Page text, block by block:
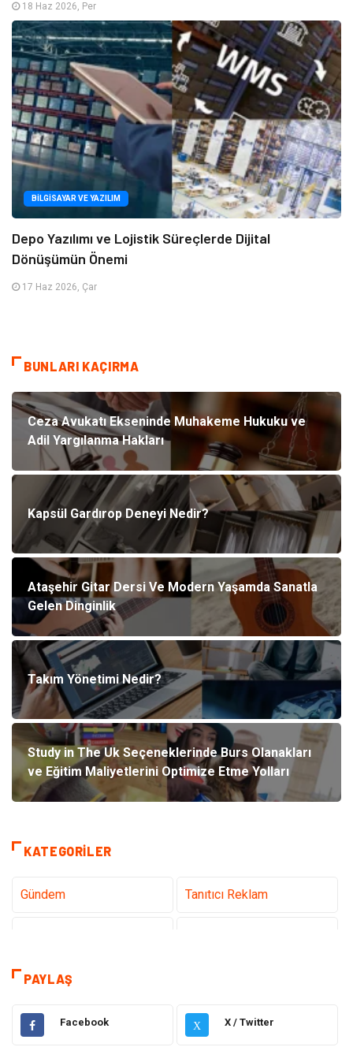
18 Haz 2026, Per
BILGISAYAR VE YAZILIM
Depo Yazılımı ve Lojistik Süreçlerde Dijital
Dönüşümün Önemi
17 Haz 2026, Çar
BUNLARI KAÇIRMA
Ceza Avukatı Ekseninde Muhakeme Hukuku ve
Adil Yargılanma Hakları
Kapsül Gardırop Deneyi Nedir?
Ataşehir Gitar Dersi Ve Modern Yaşamda Sanatla
Gelen Dinginlik
Takım Yönetimi Nedir?
Study in The Uk Seçeneklerinde Burs Olanakları
ve Eğitim Maliyetlerini Optimize Etme Yolları
KATEGORILER
Gündem Tanıtıcı Reklam
Dekorasyon
Eğitim Hukuk
PAYLAŞ
Facebook X X / Twitter